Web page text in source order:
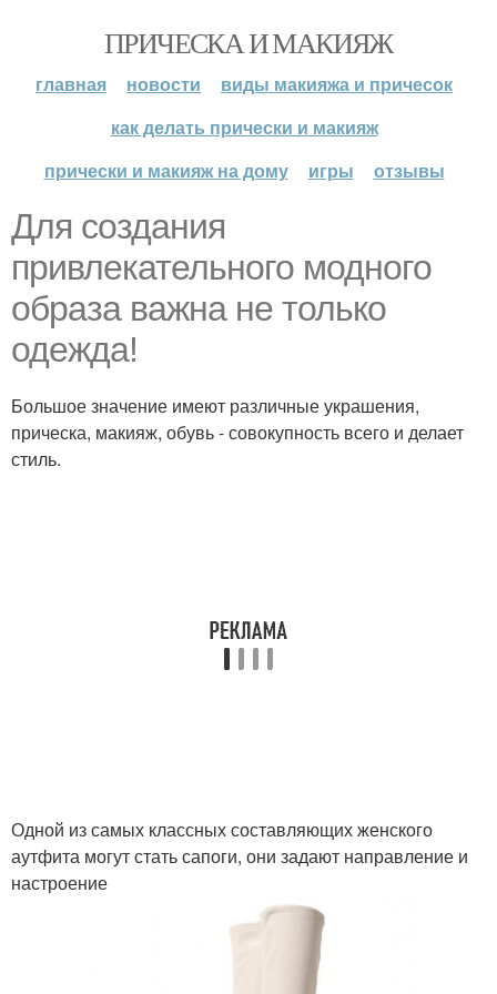
ПРИЧЕСКА И МАКИЯЖ
главная новости
виды макияжа и причесок
как делать прически и макияж
прически и макияж на дому
игры отзывы
Для создания
привлекательного модного
образа важна не только
одежда!
Большое значение имеют различные украшения,
прическа, макияж, обувь - совокупность всего и делает
стиль.
Одной из самых классных составляющих женского
аутфита могут стать сапоги, они задают направление и
настроение